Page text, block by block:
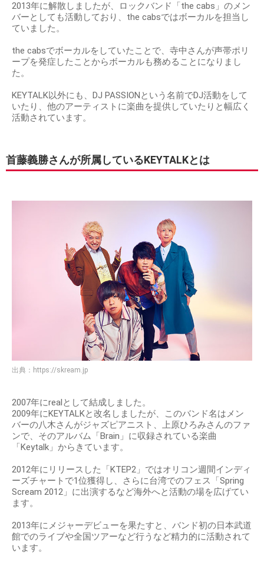
2013年に解散しましたが、ロックバンド「the cabs」のメン
バーとしても活動しており、the cabsではボーカルを担当し
ていました。
the cabsでボーカルをしていたことで、寺中さんが声帯ポリ
ープを発症したことからボーカルも務めることになりまし
た。
KEYTALK以外にも、DJ PASSIONという名前でDJ活動をして
いたり、他のアーティストに楽曲を提供していたりと幅広く
活動されています。
首藤義勝さんが所属しているKEYTALKとは
出典： https://skream.jp
2007年にrealとして結成しました。
2009年にKEYTALKと改名しましたが、このバンド名はメン
バーの八木さんがジャズピアニスト、上原ひろみさんのファ
ンで、そのアルバム「Brain」に収録されている楽曲
「Keytalk」からきています。
2012年にリリースした「KTEP2」ではオリコン週間インディ
ーズチャートで1位獲得し、さらに台湾でのフェス「Spring
Scream 2012」に出演するなど海外へと活動の場を広げてい
ます。
2013年にメジャーデビューを果たすと、バンド初の日本武道
館でのライブや全国ツアーなど行うなど精力的に活動されて
います。